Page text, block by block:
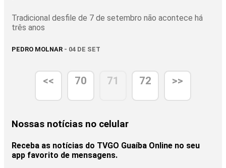
Tradicional desfile de 7 de setembro não acontece há
três anos
PEDRO MOLNAR - 04 DE SET
<< 70 71 72 >>
Nossas notícias no celular
Receba as notícias do TVGO Guaíba Online no seu
app favorito de mensagens.